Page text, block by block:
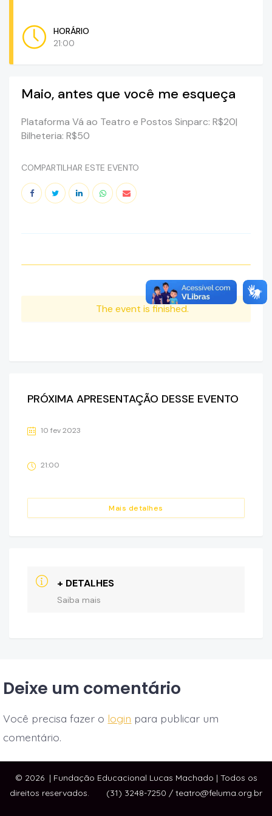
HORÁRIO
21:00
Maio, antes que você me esqueça
Plataforma Vá ao Teatro e Postos Sinparc: R$20|
Bilheteria: R$50
COMPARTILHAR ESTE EVENTO
The event is finished.
PRÓXIMA APRESENTAÇÃO DESSE EVENTO
Mais detalhes
10 fev 2023
21:00
+ DETALHES
Saiba mais
Deixe um comentário
Você precisa fazer o login para publicar um
comentário.
© 2026 | Fundação Educacional Lucas Machado | Todos os
direitos reservados. (31) 3248-7250 / teatro@feluma.org.br